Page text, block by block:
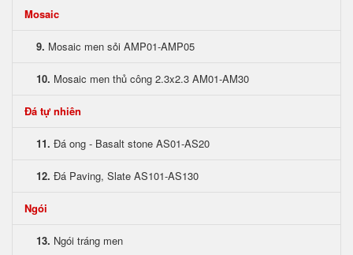
Mosaic
9. Mosaic men sỏi AMP01-AMP05
10. Mosaic men thủ công 2.3x2.3 AM01-AM30
Đá tự nhiên
11. Đá ong - Basalt stone AS01-AS20
12. Đá Paving, Slate AS101-AS130
Ngói
13. Ngói tráng men